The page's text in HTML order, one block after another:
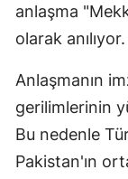
anlaşma
olarak anılıyor.
Anlaşmanın
gerilimlerinin
Bu nedenle
Pakistan'ın